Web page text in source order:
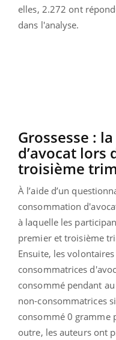
elles, 2.272 ont
dans l'analyse.
Grossesse :
d’avocat lors
troisième
À l’aide d’un
consommation
à laquelle les
premier et troisième
Ensuite, les
consommatrices
consommé pendant
non-consommatrices
consommé 0 gramme
outre, les auteurs ont